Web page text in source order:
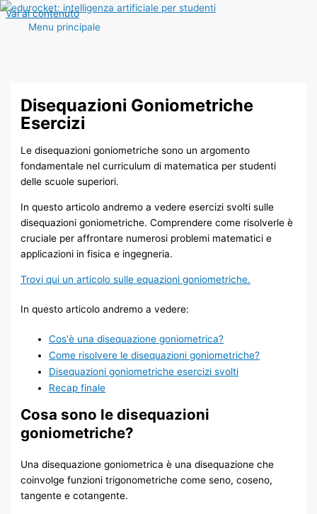
Vai al contenuto
Menu principale
Disequazioni Goniometriche
Esercizi
Le disequazioni goniometriche sono un argomento
fondamentale nel curriculum di matematica per studenti
delle scuole superiori.
In questo articolo andremo a vedere esercizi svolti sulle
disequazioni goniometriche. Comprendere come risolverle è
cruciale per affrontare numerosi problemi matematici e
applicazioni in fisica e ingegneria.
Trovi qui un articolo sulle equazioni goniometriche.
In questo articolo andremo a vedere:
Cos'è una disequazione goniometrica?
Come risolvere le disequazioni goniometriche?
Disequazioni goniometriche​ esercizi svolti
Recap finale
Cosa sono le disequazioni
goniometriche?
Una disequazione goniometrica è una disequazione che
coinvolge funzioni trigonometriche come seno, coseno,
tangente e cotangente.